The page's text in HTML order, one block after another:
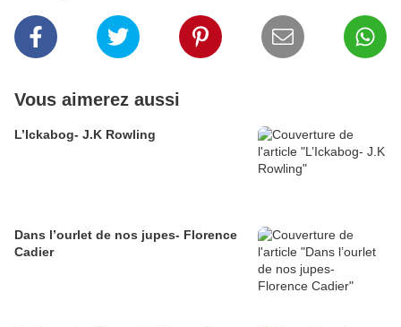
Vous aimerez aussi
L’Ickabog- J.K Rowling
Dans l’ourlet de nos jupes- Florence
Cadier